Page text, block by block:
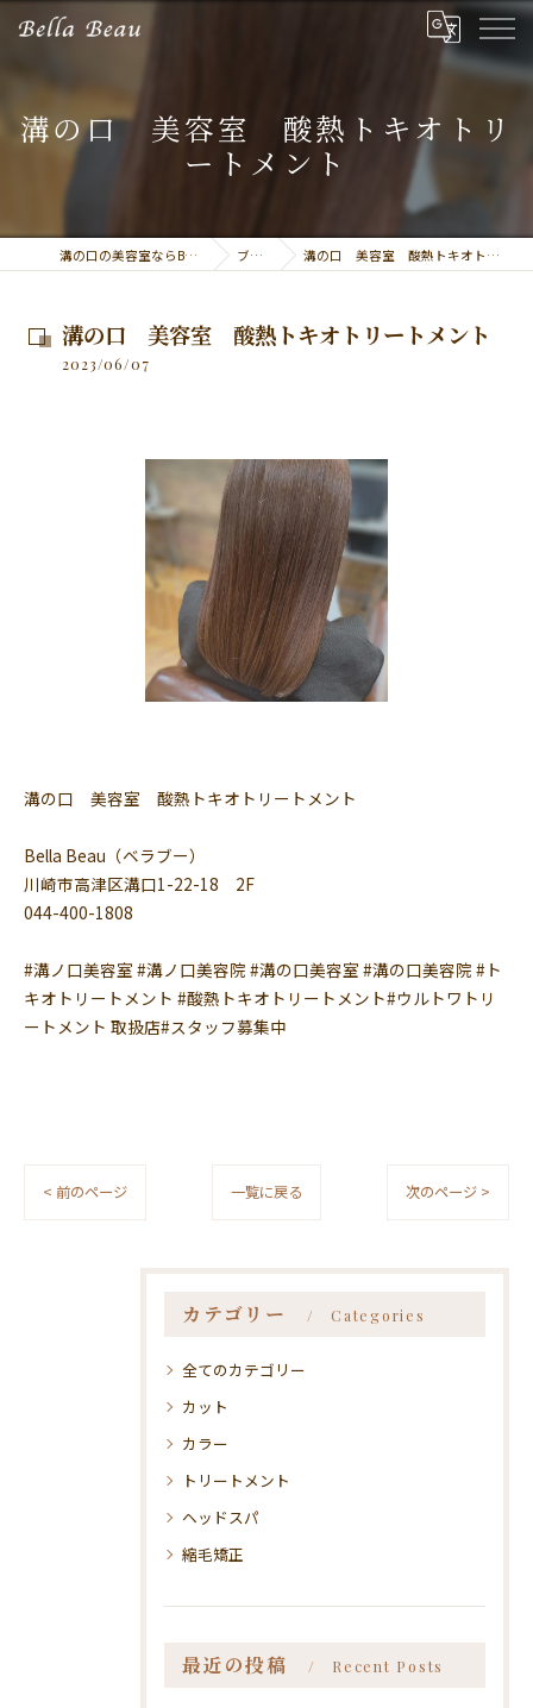
溝の口 美容室 酸熱トキオトリ
ートメント
溝の口の美容室ならBella Beau ブログ 溝の口 美容室 酸熱トキオトリートメント
溝の口 美容室 酸熱トキオトリートメント
2023/06/07
溝の口 美容室 酸熱トキオトリートメント
Bella Beau（ベラブー）
川崎市高津区溝口1-22-18 2F
044-400-1808
#溝ノ口美容室 #溝ノ口美容院 #溝の口美容室 #溝の口美容院 #ト
キオトリートメント #酸熱トキオトリートメント#ウルトワトリ
ートメント 取扱店#スタッフ募集中
< 前のページ 一覧に戻る 次のページ >
カテゴリー Categories
全てのカテゴリー
カット
カラー
トリートメント
ヘッドスパ
縮毛矯正
最近の投稿 Recent Posts